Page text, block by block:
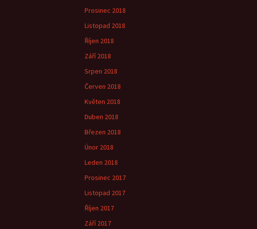
Prosinec 2018
Listopad 2018
Říjen 2018
Září 2018
Srpen 2018
Červen 2018
Květen 2018
Duben 2018
Březen 2018
Únor 2018
Leden 2018
Prosinec 2017
Listopad 2017
Říjen 2017
Září 2017